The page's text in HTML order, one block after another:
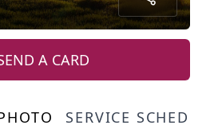
A CARD
SERVICE